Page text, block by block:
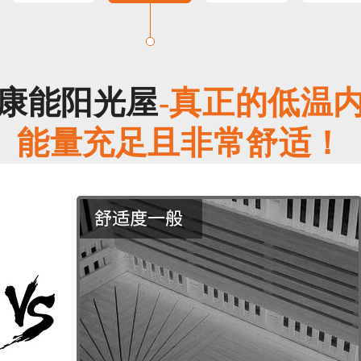
能阳光屋-真正的低温
能量充足且非常舒适！